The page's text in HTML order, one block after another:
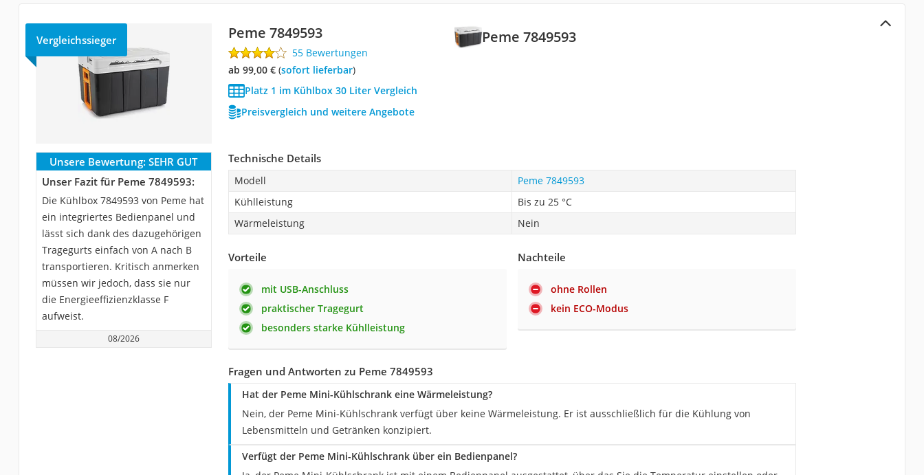
Peme 7849593
Vergleichssieger Peme 7849593
55 Bewertungen
ab 99,00 €( Sofort lieferbar)
Platz 1 im Kühlbox 30 Liter Vergleich
Preisvergleich und weitere Angebote
Unsere Bewertung: SEHR GUT
Unser Fazit für Peme 7849593:
Die Kühlbox 7849593 von Peme hat
ein integriertes Bedienpanel und
lässt sich dank des dazugehörigen
Tragegurts einfach von A nach B
transportieren. Kritisch anmerken
müssen wir jedoch, dass sie nur
die Energieeffizienzklasse F
aufweist.
08/2026
Technische Details
Modell
Peme 7849593
Kühlleistung
Bis zu 25 °C
Wärmeleistung
Nein
Vorteile
mit USB-Anschluss
praktischer Tragegurt
besonders starke Kühlleistung
Nachteile
ohne Rollen
kein ECO-Modus
Fragen und Antworten zu Peme 7849593
Hat der Peme Mini-Kühlschrank eine Wärmeleistung?
Nein, der Peme Mini-Kühlschrank verfügt über keine Wärmeleistung. Er ist ausschließlich für die Kühlung von
Lebensmitteln und Getränken konzipiert.
Verfügt der Peme Mini-Kühlschrank über ein Bedienpanel?